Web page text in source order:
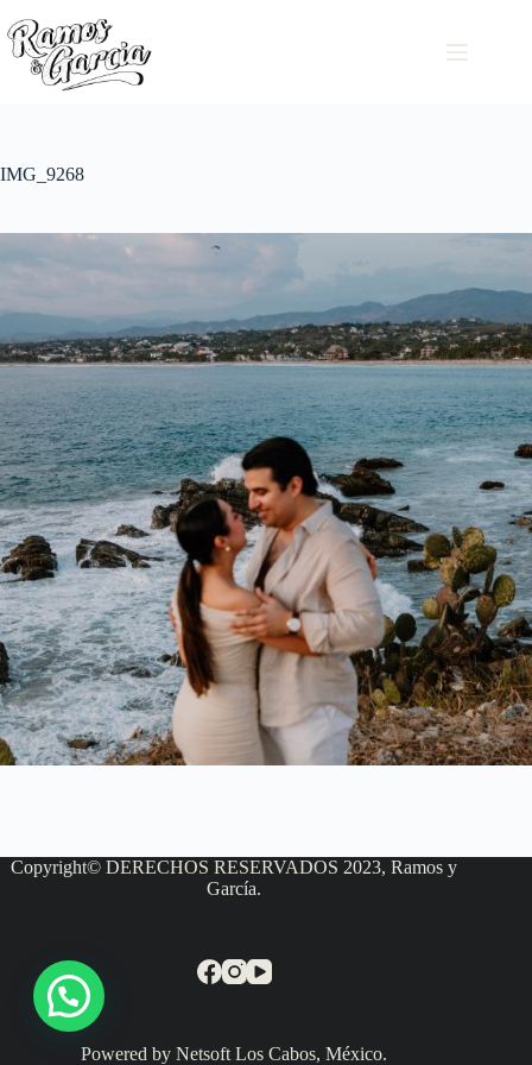
IMG_9268
Copyright© DERECHOS RESERVADOS 2023, Ramos y
García.
Powered by Netsoft Los Cabos, México.